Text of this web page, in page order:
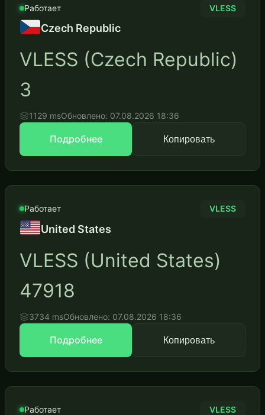
Работает VLESS
Czech Republic
VLESS (Czech Republic)
3
1129 msОбновлено: 07.08.2026 18:36
Подробнее Копировать
Работает VLESS
United States
VLESS (United States)
47918
3734 msОбновлено: 07.08.2026 18:36
Подробнее Копировать
Работает VLESS